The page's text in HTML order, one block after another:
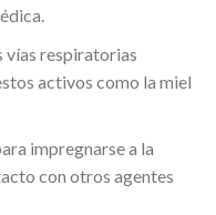
vías respiratorias
activos como la miel
impregnarse a la
con otros agentes